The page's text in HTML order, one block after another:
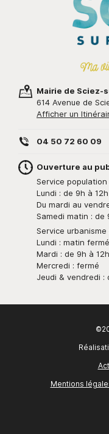
Mairie de Sciez-
614 Avenue de
Afficher un
04 50 72 60 09
Ouverture au
Service population
Lundi : de 9h à
Du mardi au
Samedi matin : de
Service urbanisme
Lundi : matin
Mardi : de 9h à
Mercredi : fermé
Jeudi & vendredi :
Mentions